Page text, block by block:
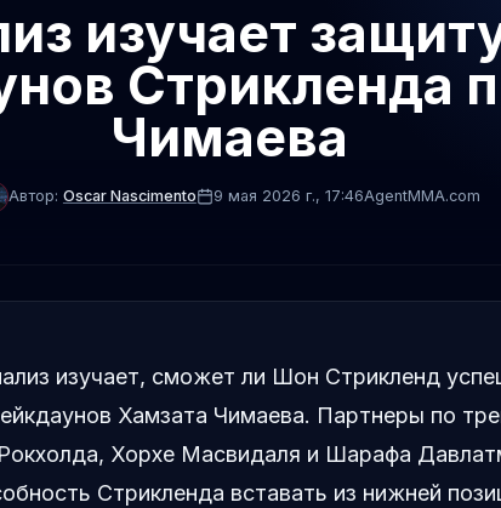
изучает
Стрикленда
Чимаева
Автор: Oscar Nascimento 9 мая 2026 г., 17:46AgentMMA.com
изучает, сможет ли Шон Стрикленд
Хамзата Чимаева. Партнеры по
Хорхе Масвидаля и Шарафа
Стрикленда вставать из нижней